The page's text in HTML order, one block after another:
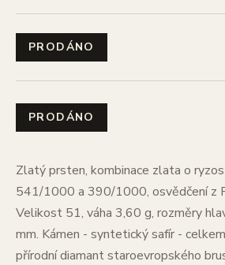
PRODÁNO
PRODÁNO
Zlatý prsten, kombinace zlata o
541/1000 a 390/1000, osvědčení z
Velikost 51, váha 3,60 g, rozměry
mm. Kámen - syntetický safír -
přírodní diamant staroevropského